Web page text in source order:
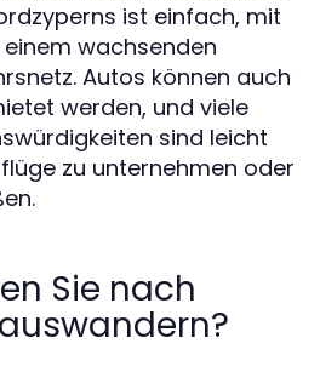
ist einfach, mit
wachsenden
Autos können auch
werden, und viele
sind leicht
zu unternehmen oder
Sie nach